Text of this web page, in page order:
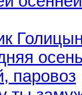
паровоз